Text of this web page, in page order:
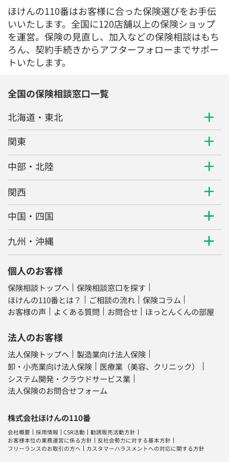
ほけんの110番はお客様に合った保険選びをお手伝
いいたします。全国に120店舗以上の保険ショップ
を運営。保険の見直し、加入などの保険相談はもち
ろん、契約手続きからアフターフォローまでサポー
トいたします。
全国の保険相談窓口一覧
北海道・東北
関東
中部・北陸
関西
中国・四国
九州・沖縄
個人のお客様
保険相談トップへ
保険相談窓口を探す
ほけんの110番とは？
ご相談の流れ
保険コラム
お客様の声
よくある質問 お問合せ ほっとんくんの部屋
法人のお客様
法人保険トップへ
製造業向け法人保険
卸・小売業向け法人保険
医療業（美容、クリニック）
システム開発・クラウドサービス業
法人保険のお問合せフォーム
株式会社ほけんの110番
会社概要 採用情報 CSR活動
勧誘販売活動方針
お客様本位の業務運営に係る方針
反社会勢力に対する基本方針
フリーランスのお取引の方へ
カスタマーハラスメントへの対応に関する方針